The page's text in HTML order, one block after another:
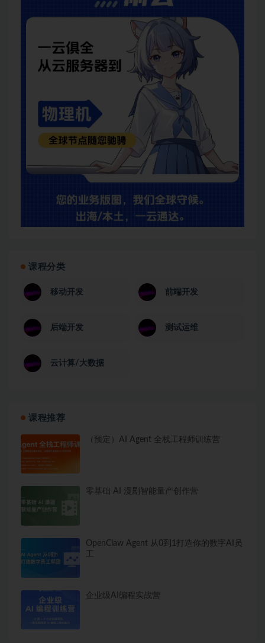
课程分类
移动开发 前端开发
后端开发 测试运维
云计算/大数据
课程推荐
（预定）AI Agent 全栈工程师训练营
零基础 AI 漫剧智能量产创作营
OpenClaw Agent 从0到1打造你的数字AI员
工
企业级AI编程实战营